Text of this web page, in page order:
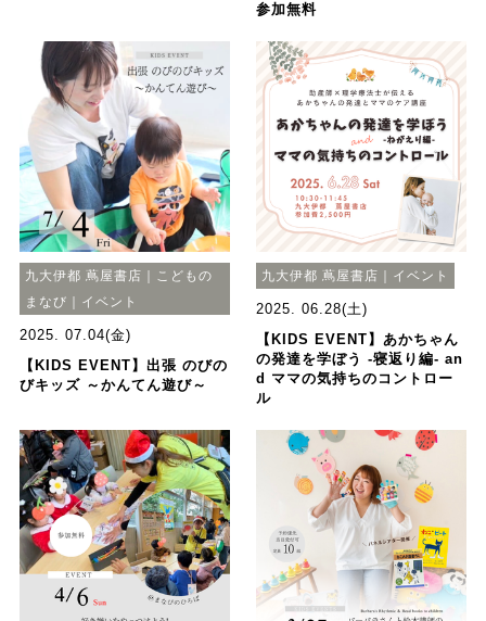
参加無料
九大伊都 蔦屋書店｜こどもの
まなび｜イベント
2025. 07.04(金)
【KIDS EVENT】出張 のびの
びキッズ ～かんてん遊び～
九大伊都 蔦屋書店｜イベント
2025. 06.28(土)
【KIDS EVENT】あかちゃん
の発達を学ぼう -寝返り編- an
d ママの気持ちのコントロー
ル